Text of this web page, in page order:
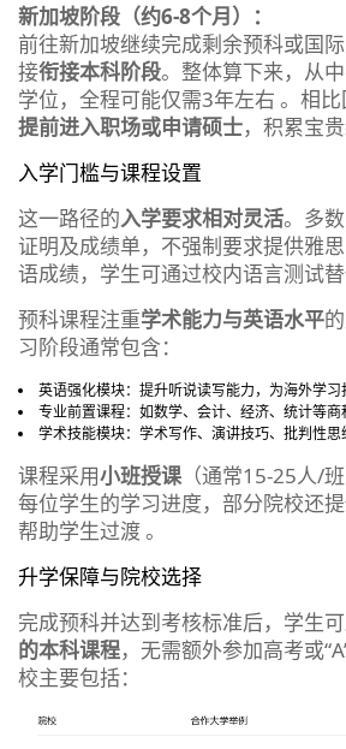
新加坡阶段（约6-8个月）：
前往新加坡继续完成剩余预科或国
接衔接本科阶段。整体算下来，从
学位，全程可能仅需3年左右 。相
提前进入职场或申请硕士，积累宝贵
入学门槛与课程设置
这一路径的入学要求相对灵活。多
证明及成绩单，不强制要求提供雅
语成绩，学生可通过校内语言测试替
预科课程注重学术能力与英语水平
习阶段通常包含：
英语强化模块：提升听说读写能力，为海外学习
专业前置课程：如数学、会计、经济、统计等
学术技能模块：学术写作、演讲技巧、批判性思
课程采用小班授课（通常15-25人/
每位学生的学习进度，部分院校还提
帮助学生过渡 。
升学保障与院校选择
完成预科并达到考核标准后，学生可
的本科课程，无需额外参加高考或
校主要包括：